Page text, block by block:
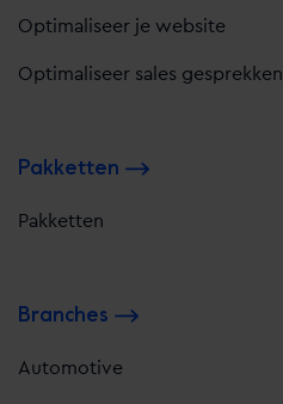
Optimaliseer je website
Optimaliseer sales gesprekken
Pakketten
Pakketten
Branches
Automotive